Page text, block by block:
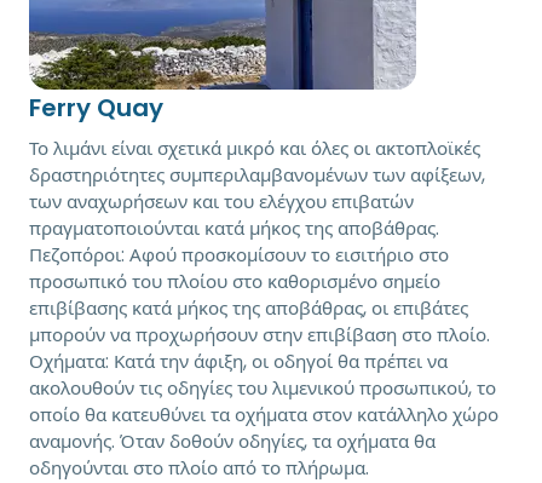
Ferry Quay
Το λιμάνι είναι σχετικά μικρό και όλες οι ακτοπλοϊκές
δραστηριότητες συμπεριλαμβανομένων των αφίξεων,
των αναχωρήσεων και του ελέγχου επιβατών
πραγματοποιούνται κατά μήκος της αποβάθρας.
Πεζοπόροι: Αφού προσκομίσουν το εισιτήριο στο
προσωπικό του πλοίου στο καθορισμένο σημείο
επιβίβασης κατά μήκος της αποβάθρας, οι επιβάτες
μπορούν να προχωρήσουν στην επιβίβαση στο πλοίο.
Οχήματα: Κατά την άφιξη, οι οδηγοί θα πρέπει να
ακολουθούν τις οδηγίες του λιμενικού προσωπικού, το
οποίο θα κατευθύνει τα οχήματα στον κατάλληλο χώρο
αναμονής. Όταν δοθούν οδηγίες, τα οχήματα θα
οδηγούνται στο πλοίο από το πλήρωμα.